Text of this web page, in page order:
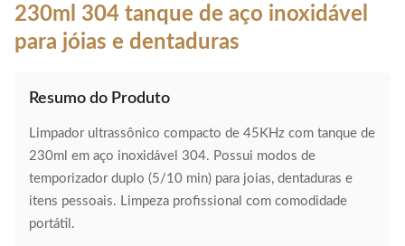
230ml 304 tanque de aço inoxidável
para jóias e dentaduras
Resumo do Produto
Limpador ultrassônico compacto de 45KHz com tanque de
230ml em aço inoxidável 304. Possui modos de
temporizador duplo (5/10 min) para joias, dentaduras e
itens pessoais. Limpeza profissional com comodidade
portátil.